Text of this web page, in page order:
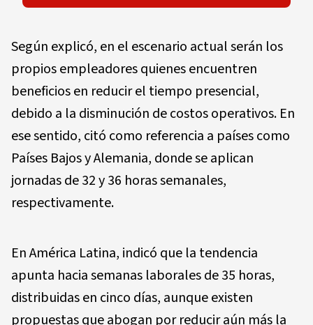
Según explicó, en el escenario actual serán los
propios empleadores quienes encuentren
beneficios en reducir el tiempo presencial,
debido a la disminución de costos operativos. En
ese sentido, citó como referencia a países como
Países Bajos y Alemania, donde se aplican
jornadas de 32 y 36 horas semanales,
respectivamente.
En América Latina, indicó que la tendencia
apunta hacia semanas laborales de 35 horas,
distribuidas en cinco días, aunque existen
propuestas que abogan por reducir aún más la